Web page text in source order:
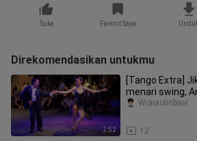
Suka Favorit Saya
Direkomendasikan untukmu
2:52
[Tango Extra]
menari swing,
tango yang baik
12
Wojiaolinbayi